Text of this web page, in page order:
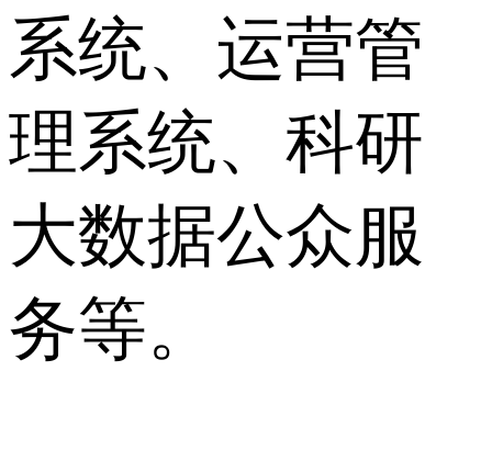
系统、运营管
理系统、科研
大数据公众服
务等。